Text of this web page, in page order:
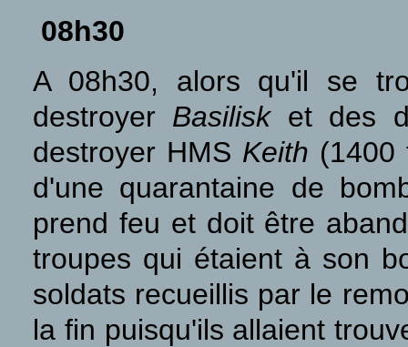
08h30
A 08h30, alors qu'il se
destroyer Basilisket des
destroyer HMS Keith (1400
d'une quarantaine de
prend feu et doit être
troupes qui étaient à son
soldats recueillis par le
la fin puisqu'ils allaient